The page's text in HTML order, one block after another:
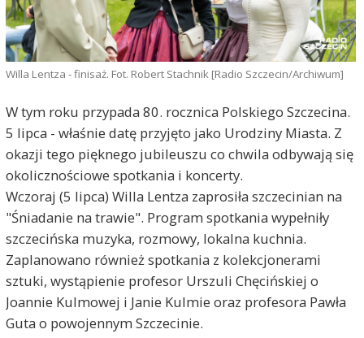
Willa Lentza - finisaż. Fot. Robert Stachnik [Radio Szczecin/Archiwum]
W tym roku przypada 80. rocznica Polskiego Szczecina.
5 lipca - właśnie datę przyjęto jako Urodziny Miasta. Z
okazji tego pięknego jubileuszu co chwila odbywają się
okolicznościowe spotkania i koncerty.
Wczoraj (5 lipca) Willa Lentza zaprosiła szczecinian na
"Śniadanie na trawie". Program spotkania wypełniły
szczecińska muzyka, rozmowy, lokalna kuchnia.
Zaplanowano również spotkania z kolekcjonerami
sztuki, wystąpienie profesor Urszuli Chęcińskiej o
Joannie Kulmowej i Janie Kulmie oraz profesora Pawła
Guta o powojennym Szczecinie.